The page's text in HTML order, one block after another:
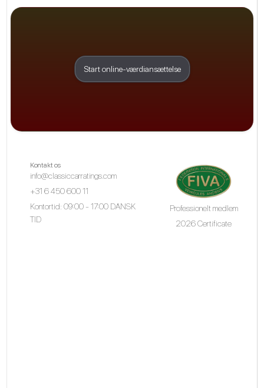
Start online-værdiansættelse
Kontakt os
info@classiccarratings.com
+31 6 450 600 11
Kontortid: 09:00 - 17:00 DANSK
TID
Professionelt medlem
2026 Certificate